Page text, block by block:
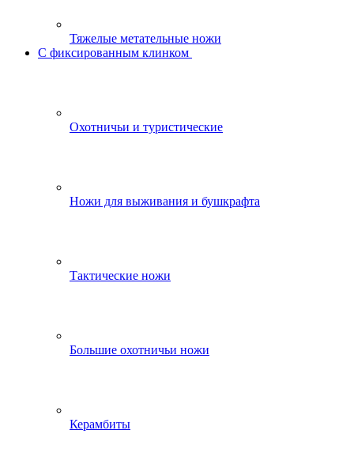
Тяжелые метательные ножи
С фиксированным клинком
Охотничьи и туристические
Ножи для выживания и бушкрафта
Тактические ножи
Большие охотничьи ножи
Керамбиты